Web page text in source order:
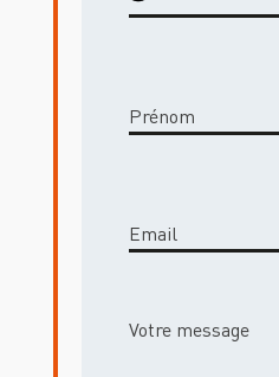
Prénom
Email
Votre message